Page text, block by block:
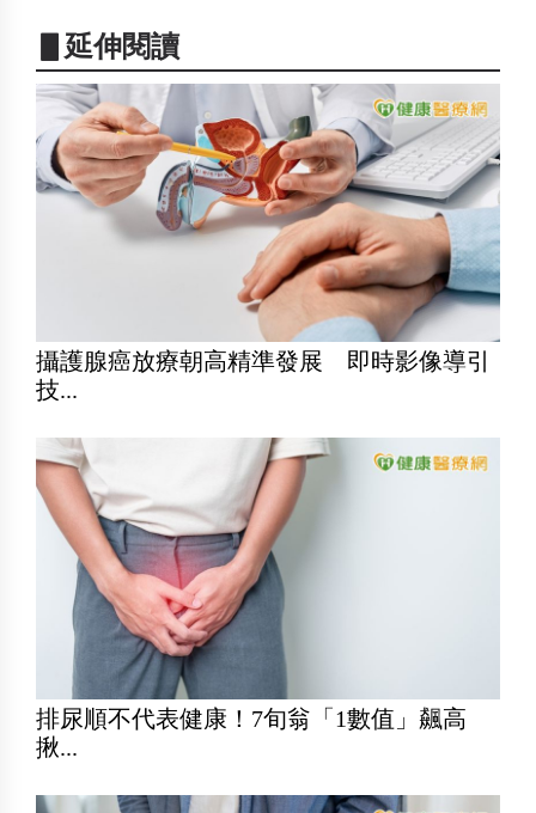
▋延伸閱讀
攝護腺癌放療朝高精準發展 即時影像導引
技...
排尿順不代表健康！7旬翁「1數值」飆高
揪...